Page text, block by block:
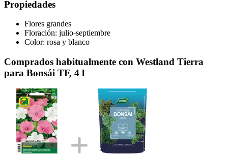
Propiedades
Flores grandes
Floración: julio-septiembre
Color: rosa y blanco
Comprados habitualmente con Westland Tierra
para Bonsái TF, 4 l